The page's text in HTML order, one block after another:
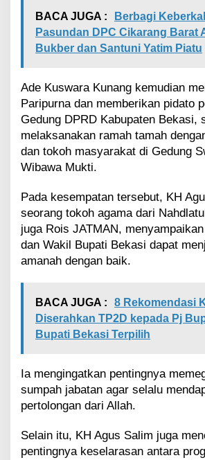
u
k
K
e
j
a
h
t
r
n
G
u
r
u
N
j
i
BACA JUGA :
Berbagi
Pasundan DPC Cikarang Barat
Bukber dan Santuni Yatim Piatu
Ade Kuswara Kunang kemudian
Paripurna dan memberikan pidato
Gedung DPRD Kabupaten Bekasi,
melaksanakan ramah tamah
dan tokoh masyarakat di Gedung
Wibawa Mukti.
Pada kesempatan tersebut, KH
seorang tokoh agama dari
juga Rois JATMAN,
dan Wakil Bupati Bekasi dapat
amanah dengan baik.
BACA JUGA :
8 Rekomendasi
Diserahkan TP2D kepada Pj
Bupati Bekasi Terpilih
Ia mengingatkan pentingnya
sumpah jabatan agar selalu
pertolongan dari Allah.
Selain itu, KH Agus Salim juga
pentingnya keselarasan antara